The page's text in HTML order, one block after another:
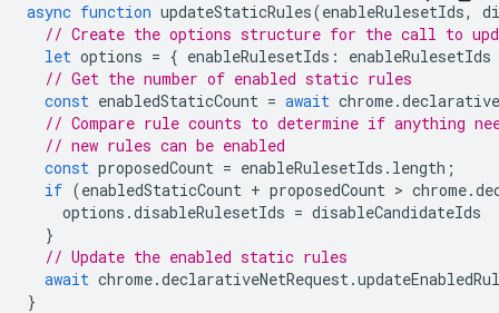
async function updateStaticRules(enableRulesetIds,
// Create the options structure for the call to
let options = { enableRulesetIds :
enableRulesetIds
// Get the number of enabled static rules
const enabledStaticCount = await chrome.
// Compare rule counts to determine if anything
// new rules can be enabled
const proposedCount = enableRulesetIds . length ;
if (enabledStaticCount + proposedCount > chrome.
options .disableRulesetIds = disableCandidateIds
}
// Update the enabled static rules
await chrome.declarativeNetRequest.
}